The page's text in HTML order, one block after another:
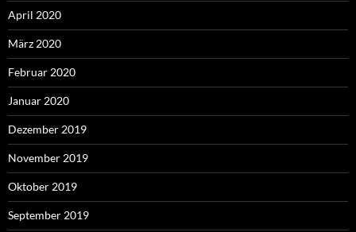
April 2020
März 2020
Februar 2020
Januar 2020
Dezember 2019
November 2019
Oktober 2019
September 2019